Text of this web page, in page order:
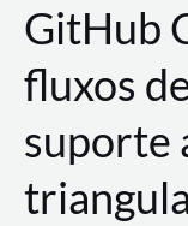
GitHub
fluxos
suporte